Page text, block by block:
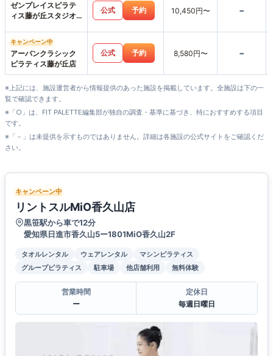
ゼンプレイスピラテ
ィス藤が丘スタジオ
公式 予約 10,450円〜 -
キャンペーン中
アーバンクラシック
ピラティス藤が丘店
公式 予約 8,580円〜 -
※上記には、施設運営者から情報提供のあった施設を掲載しています。全施設は下の一
覧で確認できます。
※「○」は、FIT PALETTE編集部が独自の調査・基準に基づき、特におすすめする項目
です。
※「－」は未提供を示すものではありません。詳細は各施設の公式サイトをご確認くだ
さい。
キャンペーン中
リントスルMiO香久山店
黒笹駅から車で12分
愛知県日進市香久山5ー1801MiO香久山2F
タオルレンタル ウェアレンタル
マシンピラティス
グループピラティス
駐車場 他店舗利用 無料体験
営業時間
ー
定休日
毎週日曜日